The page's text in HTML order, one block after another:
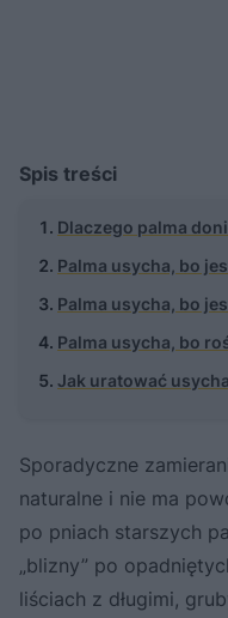
Spis treści
Dlaczego palma
Palma usycha, bo
Palma usycha, bo
Palma usycha, bo
Jak uratować
Sporadyczne
naturalne i nie ma
po pniach starszych
„blizny” po
liściach z długimi,